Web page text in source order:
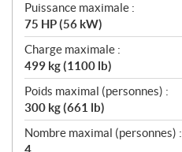
Puissance maximale :
75 HP (56 kW)
Charge maximale :
499 kg (1100 lb)
Poids maximal (personnes) :
300 kg (661 lb)
Nombre maximal (personnes) :
4